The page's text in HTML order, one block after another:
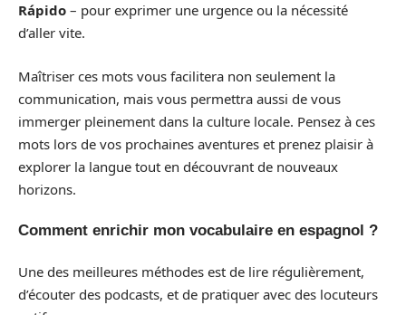
Rápido – pour exprimer une urgence ou la nécessité
d’aller vite.
Maîtriser ces mots vous facilitera non seulement la
communication, mais vous permettra aussi de vous
immerger pleinement dans la culture locale. Pensez à ces
mots lors de vos prochaines aventures et prenez plaisir à
explorer la langue tout en découvrant de nouveaux
horizons.
Comment enrichir mon vocabulaire en espagnol ?
Une des meilleures méthodes est de lire régulièrement,
d’écouter des podcasts, et de pratiquer avec des locuteurs